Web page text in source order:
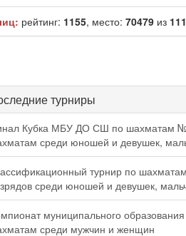
рейтинг: 1155, место: 70479 из
турниры
Кубка МБУ ДО СШ по шахматам №
среди юношей и девушек,
турнир по
среди юношей и девушек,
муниципального
среди мужчин и женщин